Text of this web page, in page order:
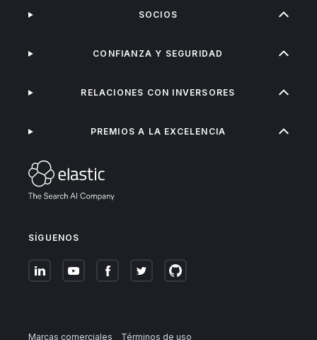
SÍGUENOS
SOCIOS
CONFIANZA Y SEGURIDAD
RELACIONES CON INVERSORES
PREMIOS A LA EXCELENCIA
Marcas comerciales Términos de uso